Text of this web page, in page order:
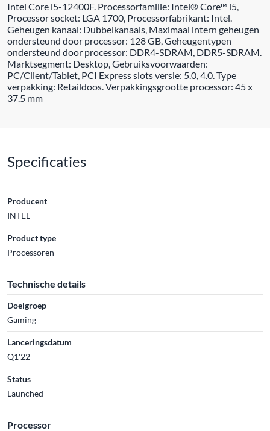
Intel Core i5-12400F. Processorfamilie: Intel® Core™ i5,
Processor socket: LGA 1700, Processorfabrikant: Intel.
Geheugen kanaal: Dubbelkanaals, Maximaal intern geheugen
ondersteund door processor: 128 GB, Geheugentypen
ondersteund door processor: DDR4-SDRAM, DDR5-SDRAM.
Marktsegment: Desktop, Gebruiksvoorwaarden:
PC/Client/Tablet, PCI Express slots versie: 5.0, 4.0. Type
verpakking: Retaildoos. Verpakkingsgrootte processor: 45 x
37.5 mm
Specificaties
Producent
INTEL
Product type
Processoren
Technische details
Doelgroep
Gaming
Lanceringsdatum
Q1'22
Status
Launched
Processor